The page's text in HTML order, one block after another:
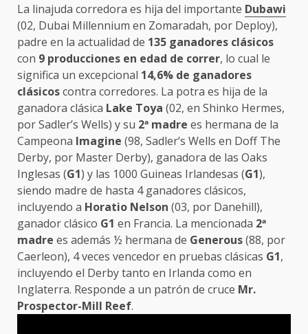
La linajuda corredora es hija del importante Dubawi
(02, Dubai Millennium en Zomaradah, por Deploy),
padre en la actualidad de 135 ganadores clásicos
con 9 producciones en edad de correr, lo cual le
significa un excepcional 14,6% de ganadores
clásicoscontra corredores. La potra es hija de la
ganadora clásica Lake Toya (02, en Shinko Hermes,
por Sadler’s Wells) y su 2ª madre es hermana de la
Campeona Imagine (98, Sadler’s Wells en Doff The
Derby, por Master Derby), ganadora de las Oaks
Inglesas (G1) y las 1000 Guineas Irlandesas (G1),
siendo madre de hasta 4 ganadores clásicos,
incluyendo a Horatio Nelson (03, por Danehill),
ganador clásico G1 en Francia. La mencionada 2ª
madre es además ½ hermana de Generous(88, por
Caerleon), 4 veces vencedor en pruebas clásicas G1,
incluyendo el Derby tanto en Irlanda como en
Inglaterra. Responde a un patrón de cruce Mr.
Prospector-Mill Reef.